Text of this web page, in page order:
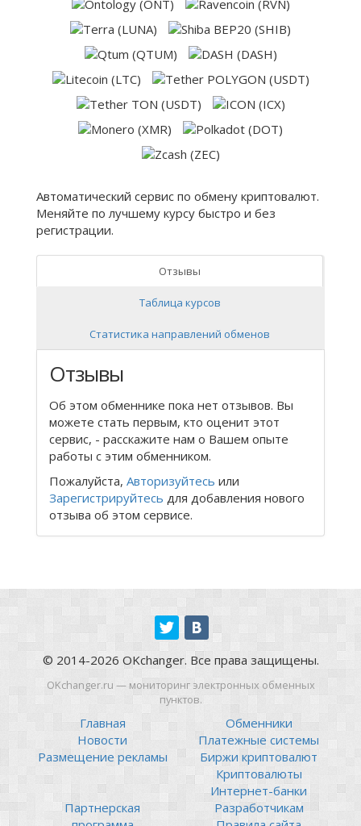
Автоматический сервис по обмену криптовалют.
Меняйте по лучшему курсу быстро и без
регистрации.
Отзывы
Таблица курсов
Статистика направлений обменов
Отзывы
Об этом обменнике пока нет отзывов. Вы
можете стать первым, кто оценит этот
сервис, - расскажите нам о Вашем опыте
работы с этим обменником.
Пожалуйста, Авторизуйтесь или
Зарегистрируйтесь для добавления нового
отзыва об этом сервисе.
© 2014-2026 OKchanger. Все права защищены.
OKchanger.ru — мониторинг электронных обменных
пунктов.
Главная
Новости
Размещение рекламы
Обменники
Платежные системы
Биржи криптовалют
Криптовалюты
Интернет-банки
Партнерская
Разработчикам